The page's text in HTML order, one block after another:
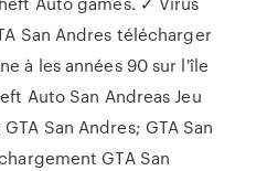
San Andres télécharger
à les années 90 sur l'île
Auto San Andreas Jeu
San Andres; GTA San
GTA San